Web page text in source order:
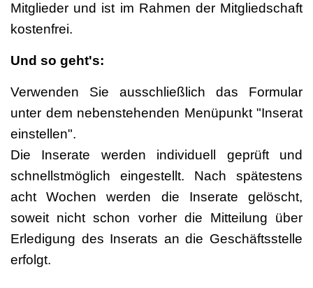
Mitglieder und ist im Rahmen der Mitgliedschaft
kostenfrei.
Und so geht's:
Verwenden Sie ausschließlich das Formular
unter dem nebenstehenden Menüpunkt "Inserat
einstellen".
Die Inserate werden individuell geprüft und
schnellstmöglich eingestellt. Nach spätestens
acht Wochen werden die Inserate gelöscht,
soweit nicht schon vorher die Mitteilung über
Erledigung des Inserats an die Geschäftsstelle
erfolgt.